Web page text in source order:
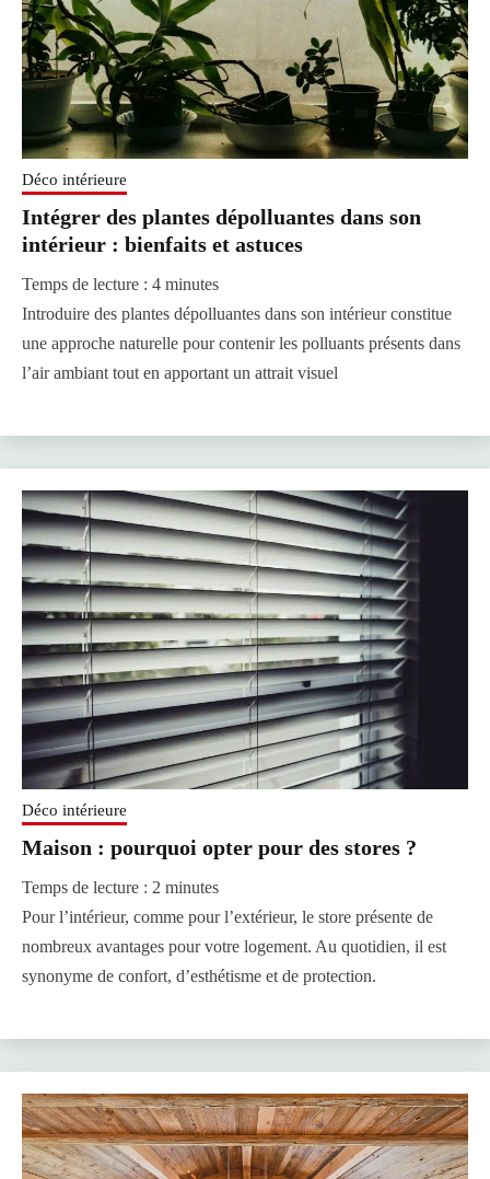
Déco intérieure
Intégrer des plantes dépolluantes dans son
intérieur : bienfaits et astuces
Temps de lecture : 4 minutes
Introduire des plantes dépolluantes dans son intérieur constitue
une approche naturelle pour contenir les polluants présents dans
l’air ambiant tout en apportant un attrait visuel
Déco intérieure
Maison : pourquoi opter pour des stores ?
Temps de lecture : 2 minutes
Pour l’intérieur, comme pour l’extérieur, le store présente de
nombreux avantages pour votre logement. Au quotidien, il est
synonyme de confort, d’esthétisme et de protection.